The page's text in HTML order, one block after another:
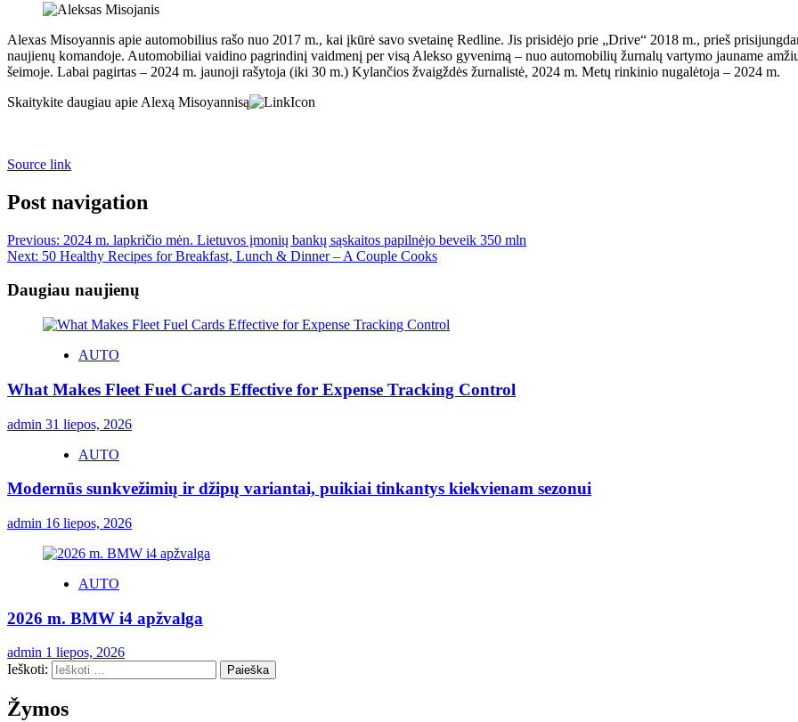
Alexas Misoyannis apie automobilius rašo nuo 2017 m., kai įkūrė savo svetainę Redline. Jis prisidėjo prie „Drive“ 2018 m., prieš
naujienų komandoje. Automobiliai vaidino pagrindinį vaidmenį per visą Alekso gyvenimą – nuo ​​automobilių žurnalų vartymo jauname
šeimoje. Labai pagirtas – 2024 m. jaunoji rašytoja (iki 30 m.) Kylančios žvaigždės žurnalistė, 2024 m. Metų rinkinio nugalėtoja – 2024 m.
Skaitykite daugiau apie Alexą Misoyannisą
Source link
Post navigation
Previous: 2024 m. lapkričio mėn. Lietuvos įmonių bankų sąskaitos papilnėjo beveik 350 mln
Next: 50 Healthy Recipes for Breakfast, Lunch & Dinner – A Couple Cooks
Daugiau naujienų
AUTO
What Makes Fleet Fuel Cards Effective for Expense Tracking Control
admin 31 liepos, 2026
AUTO
Modernūs sunkvežimių ir džipų variantai, puikiai tinkantys kiekvienam sezonui
admin 16 liepos, 2026
AUTO
2026 m. BMW i4 apžvalga
admin 1 liepos, 2026
Ieškoti:
Žymos